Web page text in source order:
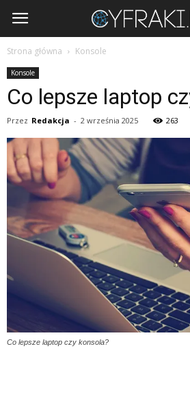
Cyfraki.pl
Strona główna Konsole
Konsole
Co lepsze laptop
Przez Redakcja - 2 września 2025 263
Co lepsze laptop czy konsola?